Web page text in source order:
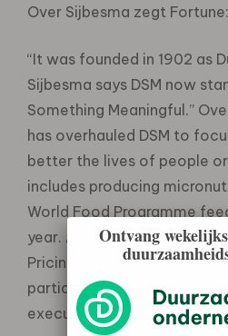
Over Sijbesma zegt Fortune:
“It was founded in 1902 as
Sijbesma says DSM now
Something Meaningful.”
has overhauled DSM to
better the lives of people
includes producing
World Food Programme
year. As cochair of groups
Pricing Leadership
particularly effective at
executives.”
Ontvang